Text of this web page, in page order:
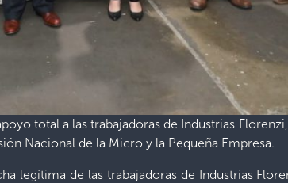
total a las trabajadoras de Industrias
Nacional de la Micro y la Pequeña Empresa.
legítima de las trabajadoras de Industrias